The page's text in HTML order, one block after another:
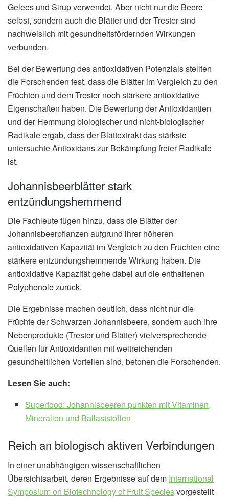
Gelees und Sirup verwendet. Aber nicht nur die Beere
selbst, sondern auch die Blätter und der Trester sind
nachweislich mit gesundheitsfördernden Wirkungen
verbunden.
Bei der Bewertung des antioxidativen Potenzials stellten
die Forschenden fest, dass die Blätter im Vergleich zu den
Früchten und dem Trester noch stärkere antioxidative
Eigenschaften haben. Die Bewertung der Antioxidantien
und der Hemmung biologischer und nicht-biologischer
Radikale ergab, dass der Blattextrakt das stärkste
untersuchte Antioxidans zur Bekämpfung freier Radikale
ist.
Johannisbeerblätter stark
entzündungshemmend
Die Fachleute fügen hinzu, dass die Blätter der
Johannisbeerpflanzen aufgrund ihrer höheren
antioxidativen Kapazität im Vergleich zu den Früchten eine
stärkere entzündungshemmende Wirkung haben. Die
antioxidative Kapazität gehe dabei auf die enthaltenen
Polyphenole zurück.
Die Ergebnisse machen deutlich, dass nicht nur die
Früchte der Schwarzen Johannisbeere, sondern auch ihre
Nebenprodukte (Trester und Blätter) vielversprechende
Quellen für Antioxidantien mit weitreichenden
gesundheitlichen Vorteilen sind, betonen die Forschenden.
Lesen Sie auch:
Superfood: Johannisbeeren punkten mit Vitaminen,
Mineralien und Ballaststoffen
Reich an biologisch aktiven Verbindungen
In einer unabhängigen wissenschaftlichen
Übersichtsarbeit, deren Ergebnisse auf dem International
Symposium on Biotechnology of Fruit Speciesvorgestellt